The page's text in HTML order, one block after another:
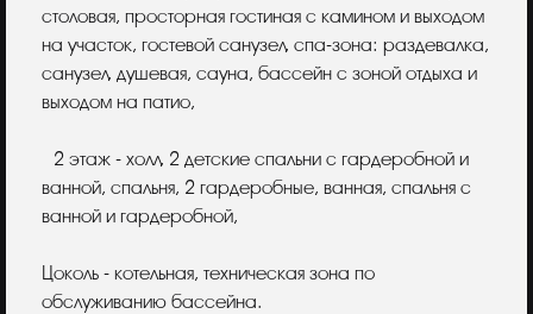
столовая, просторная гостиная с камином и выходом
на участок, гостевой санузел, спа-зона: раздевалка,
санузел, душевая, сауна, бассейн с зоной отдыха и
выходом на патио,
2 этаж - холл, 2 детские спальни с гардеробной и
ванной, спальня, 2 гардеробные, ванная, спальня с
ванной и гардеробной,
Цоколь - котельная, техническая зона по
обслуживанию бассейна.